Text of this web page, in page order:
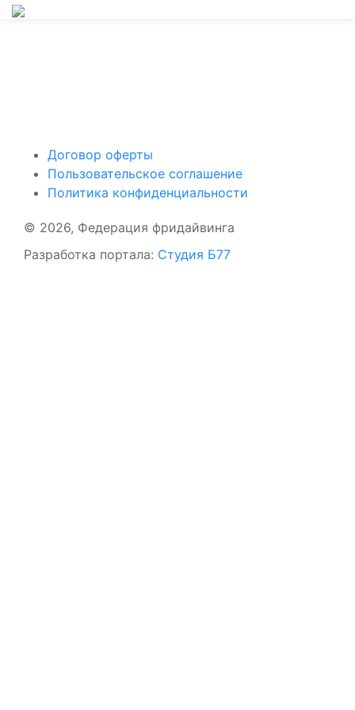
Договор оферты
Пользовательское соглашение
Политика конфиденциальности
© 2026, Федерация фридайвинга
Разработка портала: Студия Б77